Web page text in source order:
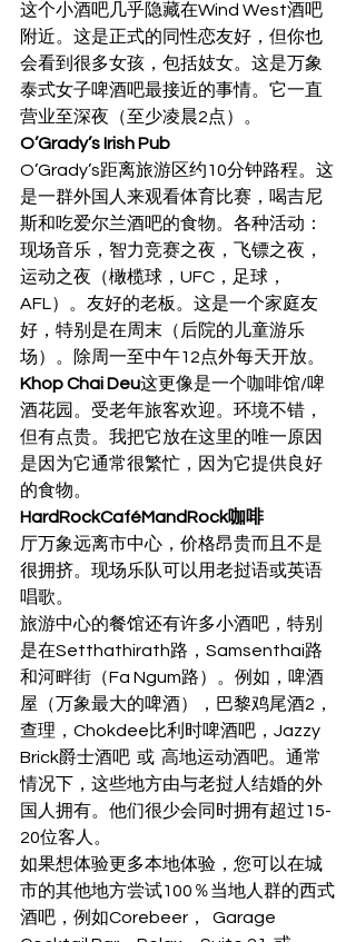
这个小酒吧几乎隐藏在Wind West酒吧
附近。这是正式的同性恋友好，但你也
会看到很多女孩，包括妓女。这是万象
泰式女子啤酒吧最接近的事情。它一直
营业至深夜（至少凌晨2点）。
O’Grady’s Irish Pub
O’Grady’s距离旅游区约10分钟路程。这
是一群外国人来观看体育比赛，喝吉尼
斯和吃爱尔兰酒吧的食物。各种活动：
现场音乐，智力竞赛之夜，飞镖之夜，
运动之夜（橄榄球，UFC，足球，
AFL）。友好的老板。这是一个家庭友
好，特别是在周末（后院的儿童游乐
场）。除周一至中午12点外每天开放。
Khop Chai Deu这更像是一个咖啡馆/啤
酒花园。受老年旅客欢迎。环境不错，
但有点贵。我把它放在这里的唯一原因
是因为它通常很繁忙，因为它提供良好
的食物。
HardRockCaféMandRock咖啡
厅万象远离市中心，价格昂贵而且不是
很拥挤。现场乐队可以用老挝语或英语
唱歌。
旅游中心的餐馆还有许多小酒吧，特别
是在Setthathirath路，Samsenthai路
和河畔街（Fa Ngum路）。例如，啤酒
屋（万象最大的啤酒），巴黎鸡尾酒2，
查理，Chokdee比利时啤酒吧，Jazzy
Brick爵士酒吧  或  高地运动酒吧。通常
情况下，这些地方由与老挝人结婚的外
国人拥有。他们很少会同时拥有超过15-
20位客人。
如果想体验更多本地体验，您可以在城
市的其他地方尝试100％当地人群的西式
酒吧，例如Corebeer，  Garage